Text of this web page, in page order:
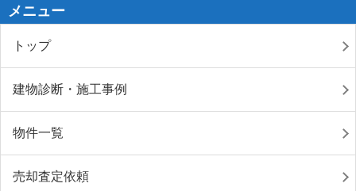
メニュー
トップ
建物診断・施工事例
物件一覧
売却査定依頼